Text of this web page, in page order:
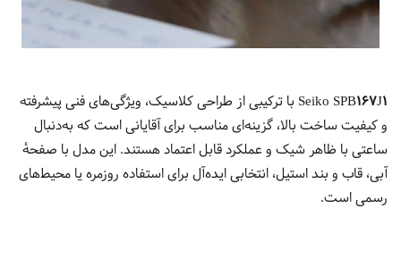
Seiko SPB167J1 با ترکیبی از طراحی کلاسیک، ویژگی‌های فنی پیشرفته
و کیفیت ساخت بالا، گزینه‌ای مناسب برای آقایانی است که به‌دنبال
ساعتی با ظاهر شیک و عملکرد قابل اعتماد هستند. این مدل با صفحهٔ
آبی، قاب و بند استیل، انتخابی ایده‌آل برای استفاده روزمره یا محیط‌های
رسمی است.